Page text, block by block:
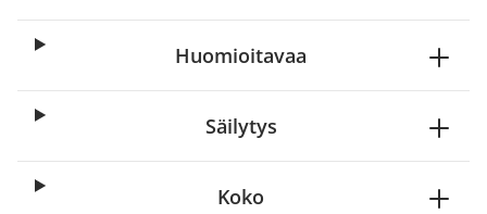
Huomioitavaa
Säilytys
Koko